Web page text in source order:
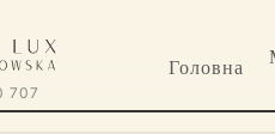
707
Головна